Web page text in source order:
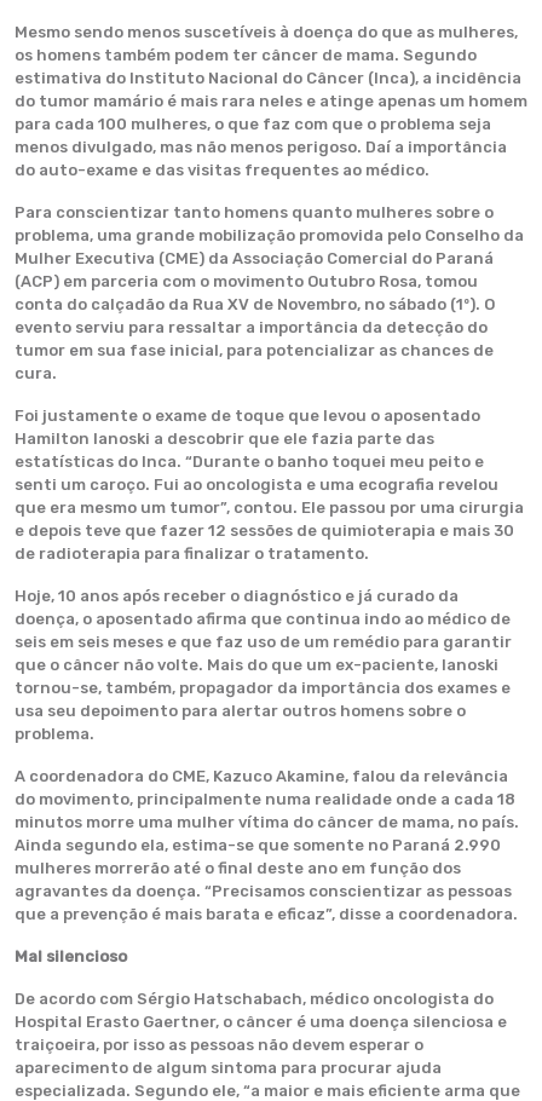
Mesmo sendo menos suscetíveis à doença do que as mulheres,
os homens também podem ter câncer de mama. Segundo
estimativa do Instituto Nacional do Câncer (Inca), a incidência
do tumor mamário é mais rara neles e atinge apenas um homem
para cada 100 mulheres, o que faz com que o problema seja
menos divulgado, mas não menos perigoso. Daí a importância
do auto-exame e das visitas frequentes ao médico.
Para conscientizar tanto homens quanto mulheres sobre o
problema, uma grande mobilização promovida pelo Conselho da
Mulher Executiva (CME) da Associação Comercial do Paraná
(ACP) em parceria com o movimento Outubro Rosa, tomou
conta do calçadão da Rua XV de Novembro, no sábado (1º). O
evento serviu para ressaltar a importância da detecção do
tumor em sua fase inicial, para potencializar as chances de
cura.
Foi justamente o exame de toque que levou o aposentado
Hamilton Ianoski a descobrir que ele fazia parte das
estatísticas do Inca. “Durante o banho toquei meu peito e
senti um caroço. Fui ao oncologista e uma ecografia revelou
que era mesmo um tumor”, contou. Ele passou por uma cirurgia
e depois teve que fazer 12 sessões de quimioterapia e mais 30
de radioterapia para finalizar o tratamento.
Hoje, 10 anos após receber o diagnóstico e já curado da
doença, o aposentado afirma que continua indo ao médico de
seis em seis meses e que faz uso de um remédio para garantir
que o câncer não volte. Mais do que um ex-paciente, Ianoski
tornou-se, também, propagador da importância dos exames e
usa seu depoimento para alertar outros homens sobre o
problema.
A coordenadora do CME, Kazuco Akamine, falou da relevância
do movimento, principalmente numa realidade onde a cada 18
minutos morre uma mulher vítima do câncer de mama, no país.
Ainda segundo ela, estima-se que somente no Paraná 2.990
mulheres morrerão até o final deste ano em função dos
agravantes da doença. “Precisamos conscientizar as pessoas
que a prevenção é mais barata e eficaz”, disse a coordenadora.
Mal silencioso
De acordo com Sérgio Hatschabach, médico oncologista do
Hospital Erasto Gaertner, o câncer é uma doença silenciosa e
traiçoeira, por isso as pessoas não devem esperar o
aparecimento de algum sintoma para procurar ajuda
especializada. Segundo ele, “a maior e mais eficiente arma que